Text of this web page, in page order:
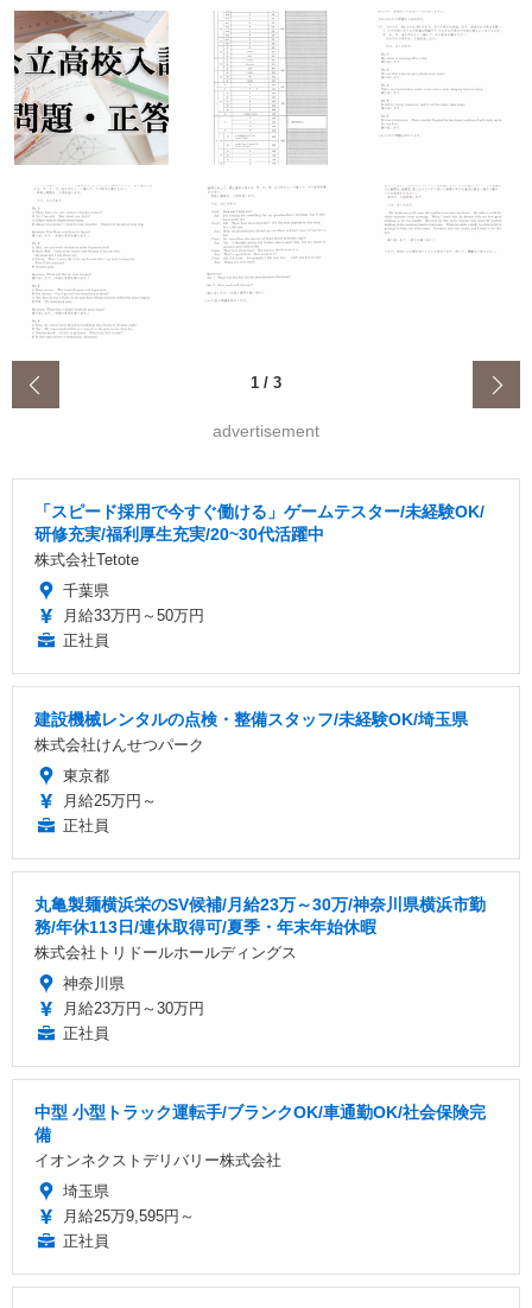
1 / 3
advertisement
「スピード採用で今すぐ働ける」ゲームテスター/未経験OK/
研修充実/福利厚生充実/20~30代活躍中
株式会社Tetote
千葉県
月給33万円～50万円
正社員
建設機械レンタルの点検・整備スタッフ/未経験OK/埼玉県
株式会社けんせつパーク
東京都
月給25万円～
正社員
丸亀製麺横浜栄のSV候補/月給23万～30万/神奈川県横浜市勤
務/年休113日/連休取得可/夏季・年末年始休暇
株式会社トリドールホールディングス
神奈川県
月給23万円～30万円
正社員
中型 小型トラック運転手/ブランクOK/車通勤OK/社会保険完
備
イオンネクストデリバリー株式会社
埼玉県
月給25万9,595円～
正社員